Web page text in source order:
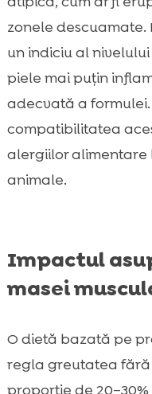
zonele descuamate.
un indiciu al
piele mai puțin
adecvată a
compatibilitatea
alergiilor
animale.
Impactul
masei
O dietă bazată pe
regla greutatea fără
proporție de